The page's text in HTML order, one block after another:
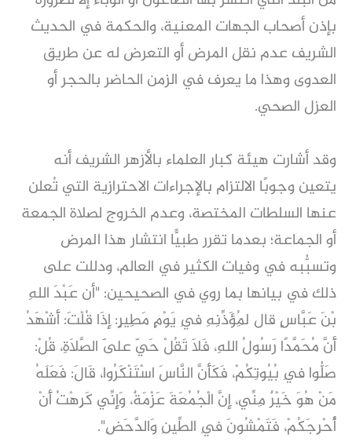
بإذن أصحاب الجهات المعنية، والحكمة في الحديث
الشريف عدم نقل المرض أو التعرض له عن طريق
العدوى وهذا ما يعرف في الزمن الحاضر بالحجر أو
العزل الصحي.
وقد أشارت هيئة كبار العلماء بالأزهر الشريف أنه
يتعين وجوبًا الالتزام بالإجراءات الاحترازية التي تُعلن
عنها السلطات المختصة، وعدم الخروج لصلاة الجمعة
أو الجماعة؛ بعدما تقرر طبيًّا انتشار هذا المرض
وتسبُّبه في وفيات الكثير في العالم، ودللت على
ذلك في بيانها بما روي في الصحيحين: "أن عَبْدَ اللهِ
بْنَ عَبَّاسٍ قال لِمُؤَذِّنِهِ فِي يَوْمٍ مَطِيرٍ: إِذَا قُلْتَ: أَشْهَدُ
أَنَّ مُحَمَّدًا رَسُولُ اللهِ، فَلاَ تَقُلْ حَيّ عَلَى الصَّلاَةِ، قُلْ:
صَلُّوا فِي بُيُوتِكُمْ، فَكَأَنَّ النَّاسَ اسْتَنْكَرُوا، قَالَ: فَعَلَهُ
مَنْ هُوَ خَيْرٌ مِنِّي، إِنَّ الْجُمُعَةَ عَزْمَةٌ، وَإِنِّي كَرِهْتُ أَنْ
أُحْرِجَكُمْ، فَتَمْشُونَ فِي الطِّينِ وَالدَّحَضِ".